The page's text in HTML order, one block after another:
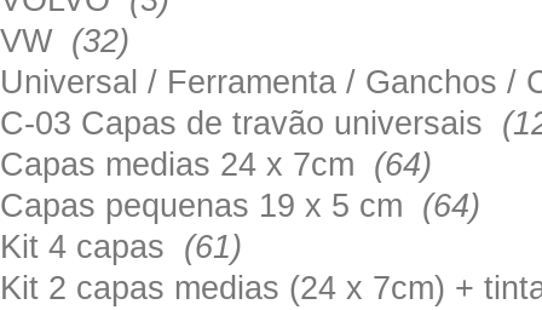
VW (32)
Universal / Ferramenta / Ganchos
C-03 Capas de travão universais
Capas medias 24 x 7cm (64)
Capas pequenas 19 x 5 cm (64)
Kit 4 capas (61)
Kit 2 capas medias (24 x 7cm) +